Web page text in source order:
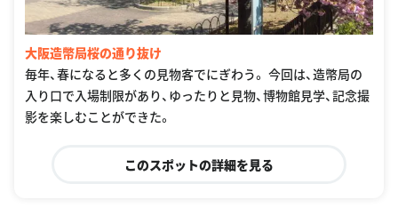
大阪造幣局桜の通り抜け
毎年、春になると多くの見物客でにぎわう。 今回は、造幣局の
入り口で入場制限があり、ゆったりと見物、博物館見学、記念撮
影を楽しむことができた。
このスポットの詳細を見る